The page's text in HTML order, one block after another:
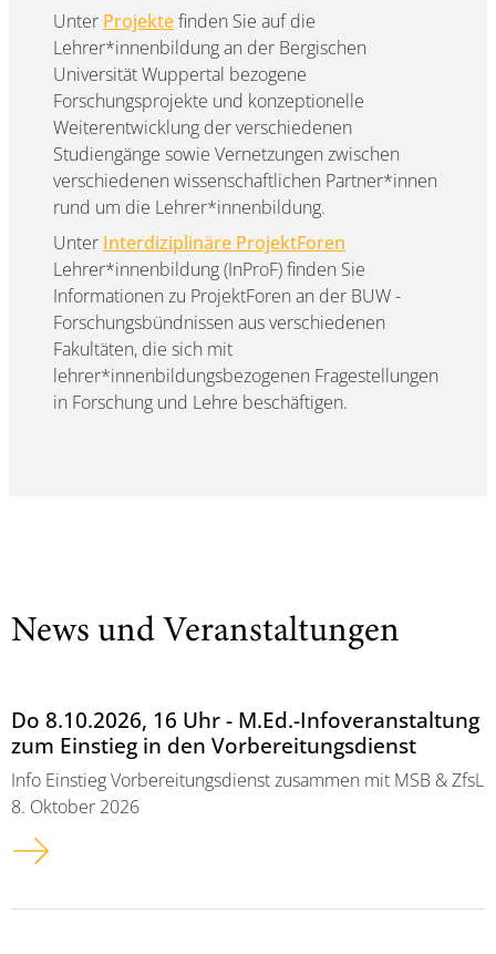
Unter Projektefinden Sie auf die
Lehrer*innenbildung an der Bergischen
Universität Wuppertal bezogene
Forschungsprojekte und konzeptionelle
Weiterentwicklung der verschiedenen
Studiengänge sowie Vernetzungen zwischen
verschiedenen wissenschaftlichen Partner*innen
rund um die Lehrer*innenbildung.
Unter Interdiziplinäre ProjektForen
Lehrer*innenbildung (InProF) finden Sie
Informationen zu ProjektForen an der BUW -
Forschungsbündnissen aus verschiedenen
Fakultäten, die sich mit
lehrer*innenbildungsbezogenen Fragestellungen
in Forschung und Lehre beschäftigen.
News und Veranstaltungen
Do 8.10.2026, 16 Uhr - M.Ed.-Infoveranstaltung
zum Einstieg in den Vorbereitungsdienst
Info Einstieg Vorbereitungsdienst zusammen mit MSB & ZfsL
8. Oktober 2026